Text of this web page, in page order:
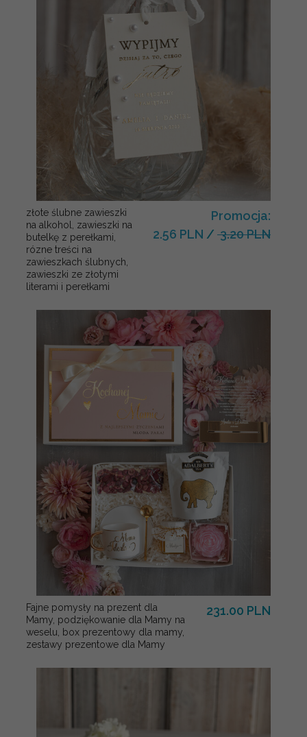
złote ślubne zawieszki
na alkohol, zawieszki na
butelkę z perełkami,
rózne treści na
zawieszkach ślubnych,
zawieszki ze złotymi
literami i perełkami
Promocja:
2.56 PLN / 3.20 PLN
Fajne pomysły na prezent dla
Mamy, podziękowanie dla Mamy na
weselu, box prezentowy dla mamy,
zestawy prezentowe dla Mamy
231.00 PLN